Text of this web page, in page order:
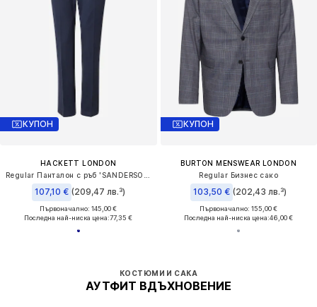
КУПОН
HACKETT LONDON
107,10 € (209,47 лв.³)
Първоначално: 145,00 €
Последна най-ниска цена:77,35 €
КУПОН
BURTON MENSWEAR LONDON
Regular Бизнес сако
103,50 € (202,43 лв.³)
Първоначално: 155,00 €
Последна най-ниска цена:46,00 €
КОСТЮМИ И САКА
АУТФИТ ВДЪХНОВЕНИЕ